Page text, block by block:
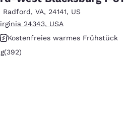
Radford, VA, 24141, US
24343, USA
Kostenfreies warmes Frühstück
392 Bewertungen
(392)